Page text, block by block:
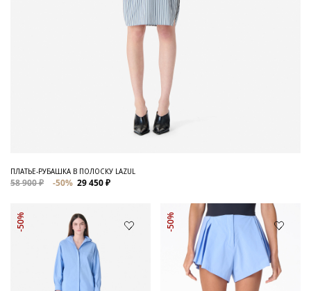
ПЛАТЬЕ-РУБАШКА В ПОЛОСКУ LAZUL
58 900 ₽ -50% 29 450 ₽
-50% -50%